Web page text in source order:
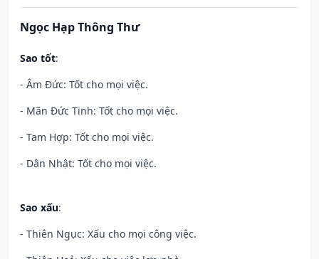
Ngọc Hạp Thông Thư
Sao tốt:
- Âm Đức: Tốt cho mọi việc.
- Mãn Đức Tinh: Tốt cho mọi việc.
- Tam Hợp: Tốt cho mọi việc.
- Dân Nhật: Tốt cho mọi việc.
Sao xấu:
- Thiên Ngục: Xấu cho mọi công việc.